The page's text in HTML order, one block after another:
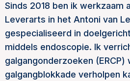
Sinds 2018 ben ik werkzaam
Leverarts in het Antoni van
gespecialiseerd in
middels endoscopie. Ik
galgangonderzoeken (ERCP)
galgangblokkade verholpen